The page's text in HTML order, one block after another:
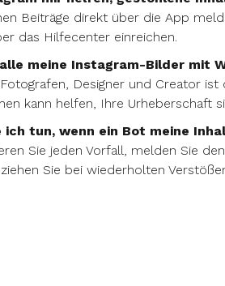
Beiträge direkt über die App
das Hilfecenter einreichen.
meine Instagram-Bilder mit
Designer und Creator
kann helfen, Ihre Urheberschaft
ich tun, wenn ein Bot meine
Sie jeden Vorfall, melden Sie
Sie bei wiederholten